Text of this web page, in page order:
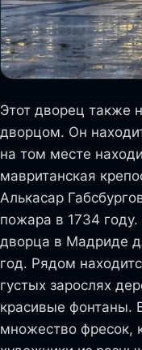
Этот дворец также
дворцом. Он
на том месте
мавританская
Алькасар
пожара в 1734 году.
дворца в Мадриде
год. Рядом
густых зарослях
красивые фонтаны.
множество фресок,